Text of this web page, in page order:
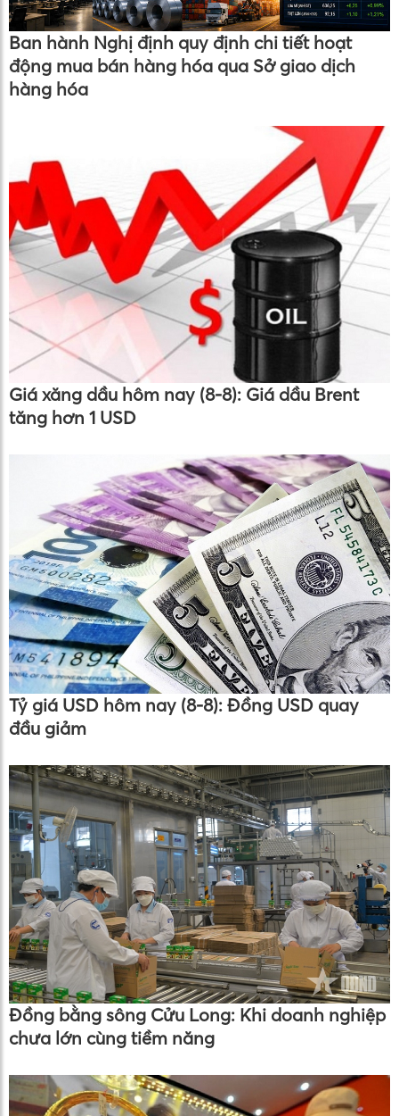
Ban hành Nghị định quy định chi tiết hoạt
động mua bán hàng hóa qua Sở giao dịch
hàng hóa
Giá xăng dầu hôm nay (8-8): Giá dầu Brent
tăng hơn 1 USD
Tỷ giá USD hôm nay (8-8): Đồng USD quay
đầu giảm
Đồng bằng sông Cửu Long: Khi doanh nghiệp
chưa lớn cùng tiềm năng